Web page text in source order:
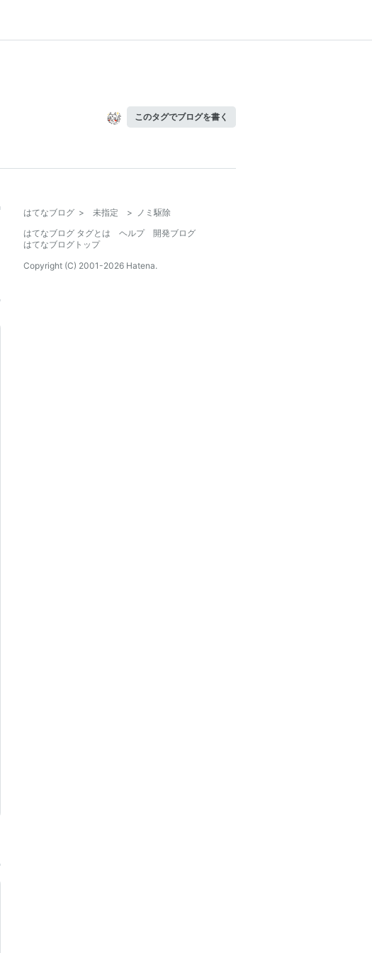
このタグでブログを書く
はてなブログ > 未指定 > ノミ駆除
はてなブログ タグとは
ヘルプ
開発ブログ
はてなブログトップ
Copyright (C) 2001-2026 Hatena.